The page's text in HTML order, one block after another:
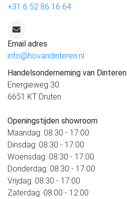
+31 6 52 86 16 64
Email adres
info@hovandinteren.nl
Handelsonderneming van Dinteren
Energieweg 30
6651 KT Druten
Openingstijden showroom
Maandag: 08:30 - 17:00
Dinsdag: 08:30 - 17:00
Woensdag: 08:30 - 17:00
Donderdag: 08:30 - 17:00
Vrijdag: 08:30 - 17:00
Zaterdag: 08:00 - 12:00